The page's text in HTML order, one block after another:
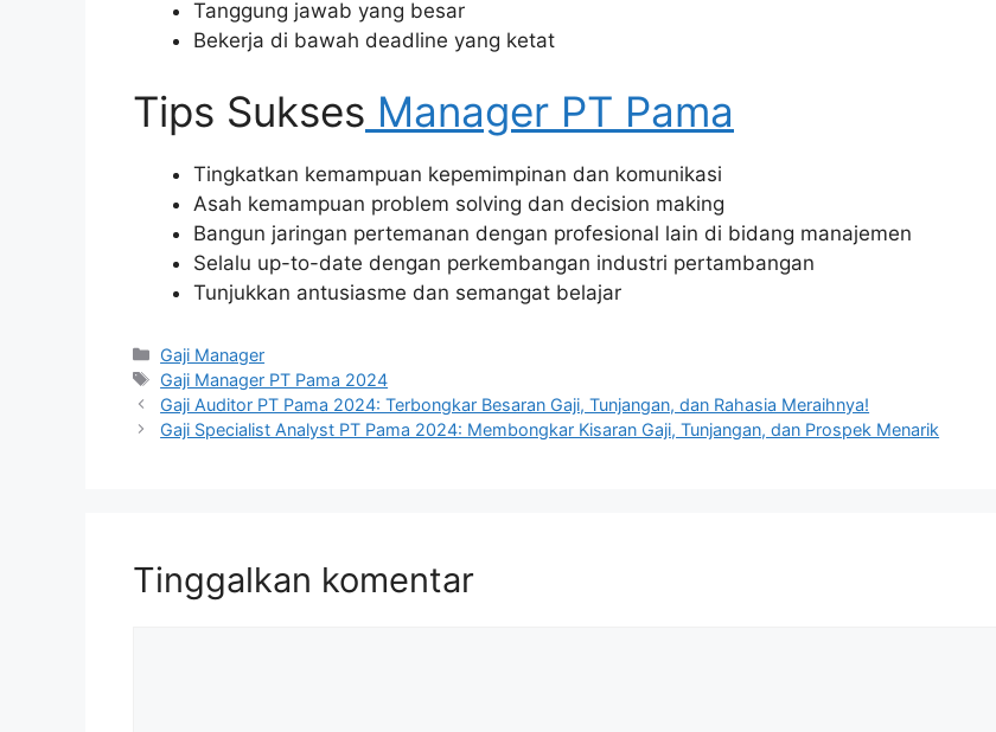
Tanggung jawab yang besar
Bekerja di bawah deadline yang ketat
Tips Sukses Manager PT Pama
Tingkatkan kemampuan kepemimpinan dan komunikasi
Asah kemampuan problem solving dan decision making
Bangun jaringan pertemanan dengan profesional lain di bidang manajemen
Selalu up-to-date dengan perkembangan industri pertambangan
Tunjukkan antusiasme dan semangat belajar
Kategori
Gaji Manager
Tag
Gaji Manager PT Pama 2024
Gaji Auditor PT Pama 2024: Terbongkar Besaran Gaji, Tunjangan, dan Rahasia Meraihnya!
Gaji Specialist Analyst PT Pama 2024: Membongkar Kisaran Gaji, Tunjangan, dan Prospek Menarik
Tinggalkan komentar